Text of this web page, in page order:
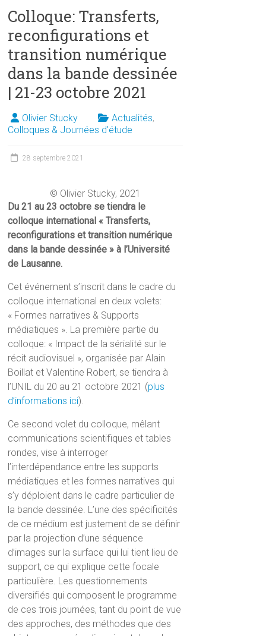
Colloque: Transferts,
reconfigurations et
transition numérique
dans la bande dessinée
| 21-23 octobre 2021
Olivier Stucky Actualités,
Colloques & Journées d'étude
28 septembre 2021
© Olivier Stucky, 2021
Du 21 au 23 octobre se tiendra le
colloque international « Transferts,
reconfigurations et transition numérique
dans la bande dessinée » à l’Université
de Lausanne.
Cet événement s’inscrit dans le cadre du
colloque international en deux volets:
« Formes narratives & Supports
médiatiques ». La première partie du
colloque: « Impact de la sérialité sur le
récit audiovisuel », organisée par Alain
Boillat et Valentine Robert, se tiendra à
l’UNIL du 20 au 21 octobre 2021 (plus
d’informations ici).
Ce second volet du colloque, mêlant
communications scientifiques et tables
rondes, vise à interroger
l’interdépendance entre les supports
médiatiques et les formes narratives qui
s’y déploient dans le cadre particulier de
la bande dessinée. L’une des spécificités
de ce médium est justement de se définir
par la projection d’une séquence
d’images sur la surface qui lui tient lieu de
support, ce qui explique cette focale
particulière. Les questionnements
diversifiés qui composent le programme
de ces trois journées, tant du point de vue
des approches, des méthodes que des